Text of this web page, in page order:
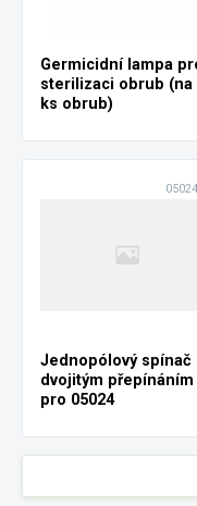
Germicidní lampa
sterilizaci obrub (na
ks obrub)
Jednopólový spínač
dvojitým přepínáním
pro 05024